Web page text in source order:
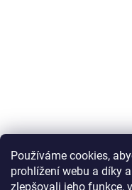
Používáme cookies,
prohlížení webu a díky
zlepšovali jeho funkce,